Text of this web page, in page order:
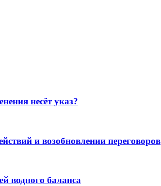
несёт указ?
и возобновлении переговоров
водного баланса